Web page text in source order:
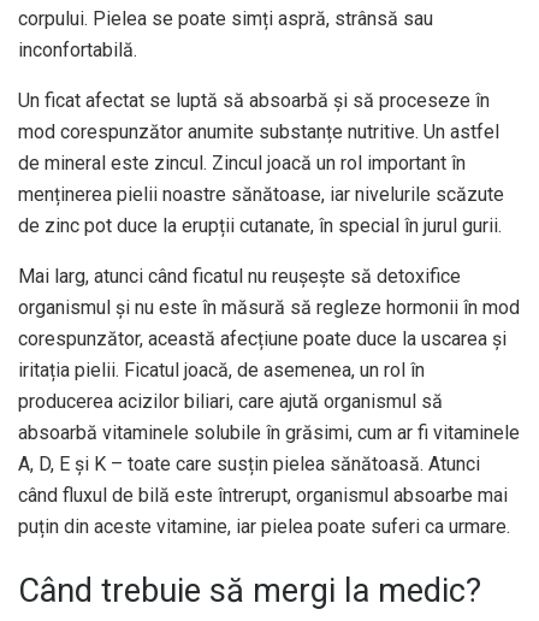
corpului. Pielea se poate simți aspră, strânsă sau
inconfortabilă.
Un ficat afectat se luptă să absoarbă și să proceseze în
mod corespunzător anumite substanțe nutritive. Un astfel
de mineral este zincul. Zincul joacă un rol important în
menținerea pielii noastre sănătoase, iar nivelurile scăzute
de zinc pot duce la erupții cutanate, în special în jurul gurii.
Mai larg, atunci când ficatul nu reușește să detoxifice
organismul și nu este în măsură să regleze hormonii în mod
corespunzător, această afecțiune poate duce la uscarea și
iritația pielii. Ficatul joacă, de asemenea, un rol în
producerea acizilor biliari, care ajută organismul să
absoarbă vitaminele solubile în grăsimi, cum ar fi vitaminele
A, D, E și K – toate care susțin pielea sănătoasă. Atunci
când fluxul de bilă este întrerupt, organismul absoarbe mai
puțin din aceste vitamine, iar pielea poate suferi ca urmare.
Când trebuie să mergi la medic?